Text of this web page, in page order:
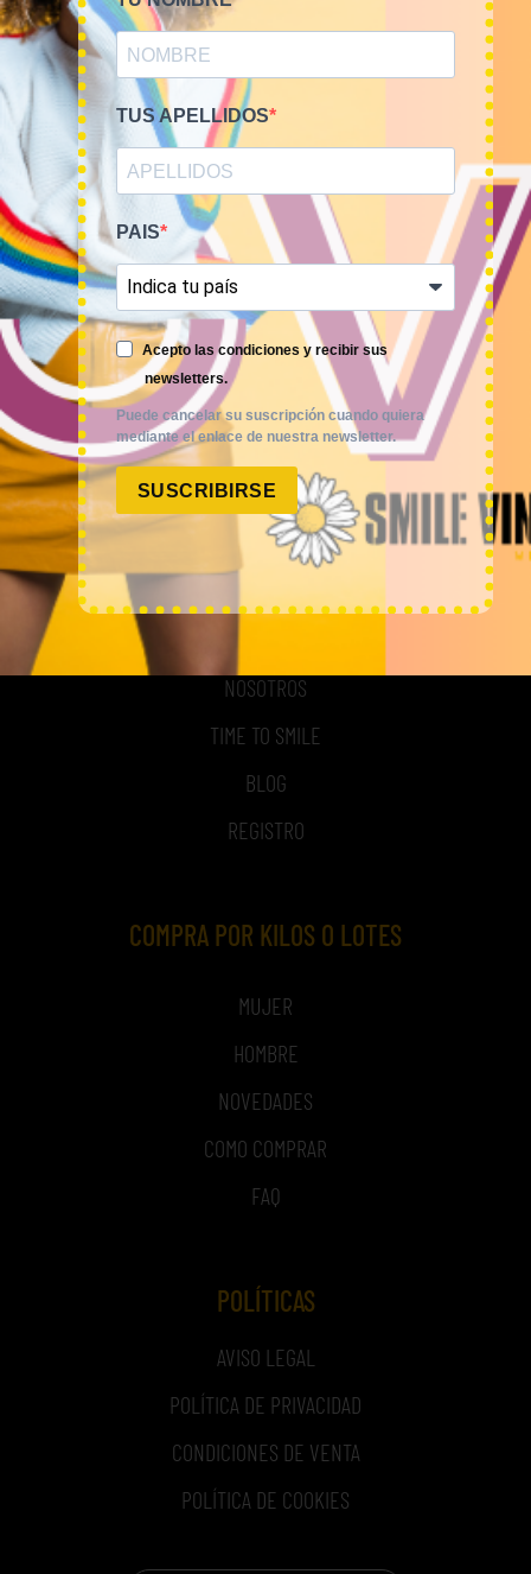
Smile Vintage es una empresa mayorista con una amplia
trayectoria internacional que cuenta con un equipo
experimentado y especializado en el sector de la moda.
MI CUENTA
NOSOTROS
TIME TO SMILE
BLOG
REGISTRO
COMPRA POR KILOS O LOTES
MUJER
HOMBRE
NOVEDADES
COMO COMPRAR
FAQ
POLÍTICAS
AVISO LEGAL
POLÍTICA DE PRIVACIDAD
CONDICIONES DE VENTA
POLÍTICA DE COOKIES
TUS APELLIDOS
PAIS
Acepto las condiciones y recibir sus
newsletters.
Puede cancelar su suscripción cuando quiera
mediante el enlace de nuestra newsletter.
SUSCRIBIRSE